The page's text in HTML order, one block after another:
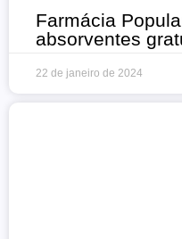
Farmácia
absorventes
22 de janeiro de 2024